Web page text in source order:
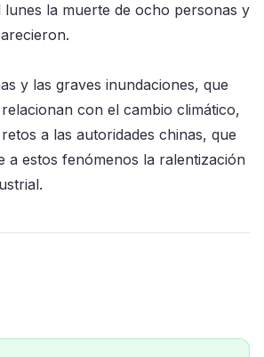
la muerte de ocho personas y
y las graves inundaciones, que
con el cambio climático,
a las autoridades chinas, que
a estos fenómenos la ralentización